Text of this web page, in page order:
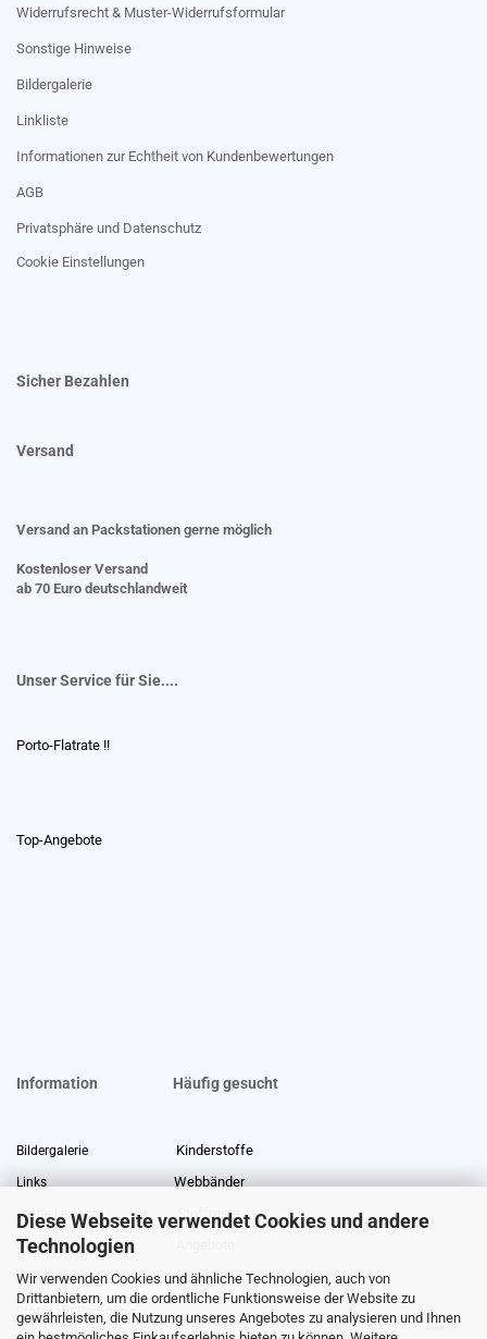
Diese Webseite verwendet Cookies und andere
Technologien
Wir verwenden Cookies und ähnliche Technologien, auch von
Drittanbietern, um die ordentliche Funktionsweise der Website zu
gewährleisten, die Nutzung unseres Angebotes zu analysieren und Ihnen
Widerrufsrecht & Muster-Widerrufsformular
Sonstige Hinweise
Bildergalerie
Linkliste
Informationen zur Echtheit von Kundenbewertungen
AGB
Privatsphäre und Datenschutz
Cookie Einstellungen
Sicher Bezahlen
Versand
Versand an Packstationen gerne möglich
Kostenloser Versand
ab 70 Euro deutschlandweit
Unser Service für Sie....
Porto-Flatrate !!
Top-Angebote
Information Häufig gesucht
Bildergalerie Kinderstoffe
Links Webbänder
Stoffe Lexikon Stoffreste
Über uns
Gewerberabatt Meterware
Stoffe auf Rechnung